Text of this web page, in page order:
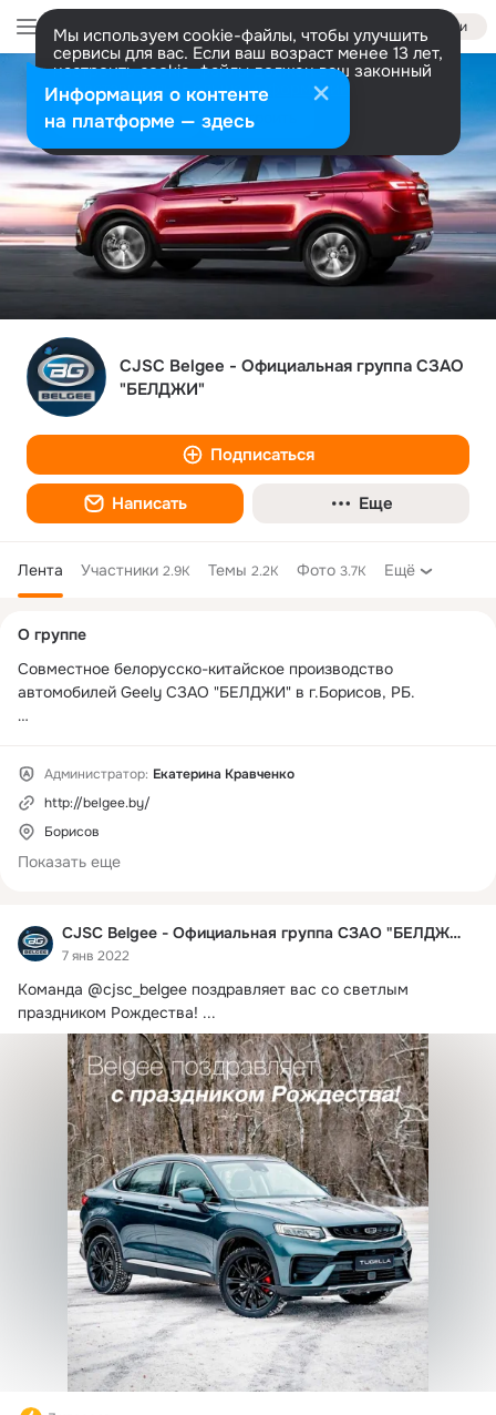
Войти
Мы используем cookie-файлы, чтобы улучшить
сервисы для вас. Если ваш возраст менее 13 лет,
настроить cookie-файлы должен ваш законный
представитель. Больше информации
Разрешить все Настроить
CJSC Belgee - Официальная группа СЗАО
"БЕЛДЖИ"
Подписаться
Написать Еще
Лента Участники 2.9K Темы 2.2K Фото 3.7K Ещё
CJSC Belgee - Официальная группа СЗАО "БЕЛДЖИ"
7 янв 2022
Команда @cjsc_belgee поздравляет вас со светлым
праздником Рождества! ...
колонка
О группе
Cовместное белорусско-китайское производство
автомобилей Geely СЗАО "БЕЛДЖИ" в г.Борисов, РБ.
Отдел маркетинга и рекламы
E-mail: reklama@belgee.by
Отдел сервисного обслуживания
E-mail: service@belgee.by
E-mail: warranty@belgee.by
E-mail: oz@belgee.by
Менеджер по связям с общественностью
E-mail: pr@belgee.by
Приемная директора:
тел.: +375177732484
факс: +375177738940
Дилеры Geely в Беларуси:
г.Минск, ООО "Мотор АвтоГрад"
г.Минск, ООО "Лакшери Моторс плюс"
г.Брест, ООО "БелАВТОномия"
г.Гомель, ООО "Автонова"
г.Гродно, ООО "Альфорт"
г.Витебск,ООО "Джимоторс"
г.Могилёв,ООО "Могилёвмоторс"
Администратор: Екатерина Кравченко
http://belgee.by/
Борисов
Показать еще
Информация о контенте
на платформе — здесь